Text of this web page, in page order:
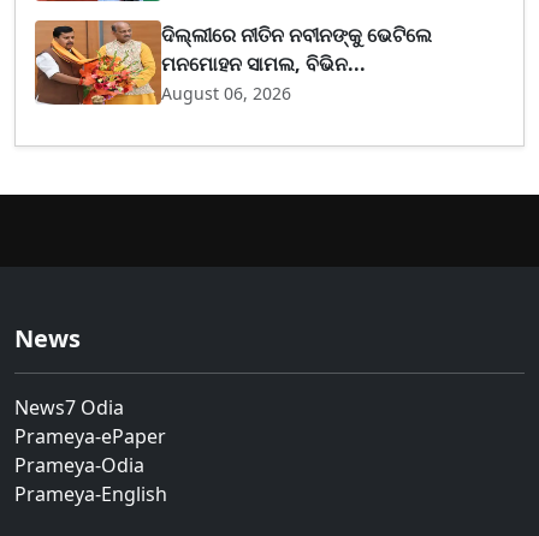
ଦିଲ୍ଲୀରେ ନୀତିନ ନବୀନଙ୍କୁ ଭେଟିଲେ
ମନମୋହନ ସାମଲ, ବିଭିନ...
August 06, 2026
News
News7 Odia
Prameya-ePaper
Prameya-Odia
Prameya-English